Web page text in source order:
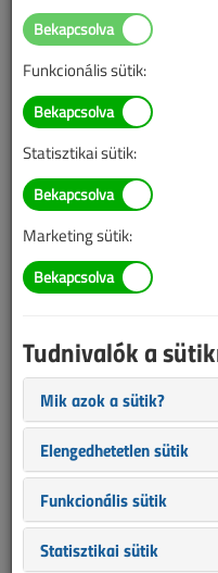
Borús
kínai napelem
2017. április 28. |
Az alábbi tartalom archív, 9
információk mára
helyenként hiányos lehet
Funkcionális sütik:
Statisztikai sütik:
Marketing sütik:
Tudnivalók a
Mik azok a sütik?
Elengedhetetlen sütik
Funkcionális sütik
Statisztikai sütik